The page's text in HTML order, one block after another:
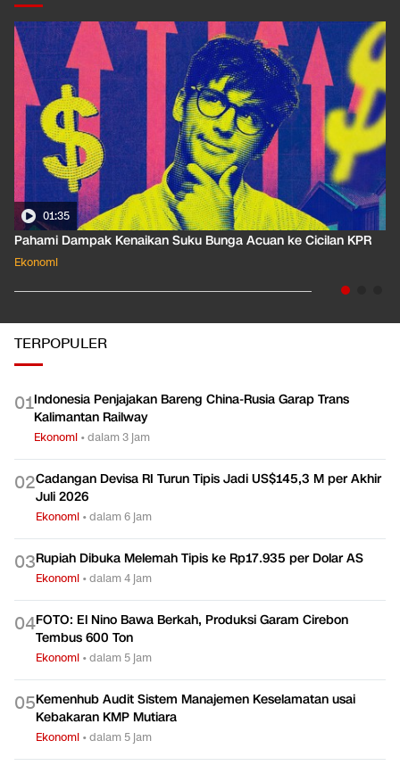
01:35
Pahami Dampak Kenaikan Suku Bunga Acuan ke Cicilan KPR
Ekonomi
TERPOPULER
01Indonesia Penjajakan Bareng China-Rusia Garap Trans
Kalimantan Railway
Ekonomi •dalam 3 jam
02Cadangan Devisa RI Turun Tipis Jadi US$145,3 M per Akhir
Juli 2026
Ekonomi •dalam 6 jam
03Rupiah Dibuka Melemah Tipis ke Rp17.935 per Dolar AS
Ekonomi •dalam 4 jam
04FOTO: El Nino Bawa Berkah, Produksi Garam Cirebon
Tembus 600 Ton
Ekonomi •dalam 5 jam
05Kemenhub Audit Sistem Manajemen Keselamatan usai
Kebakaran KMP Mutiara
Ekonomi •dalam 5 jam